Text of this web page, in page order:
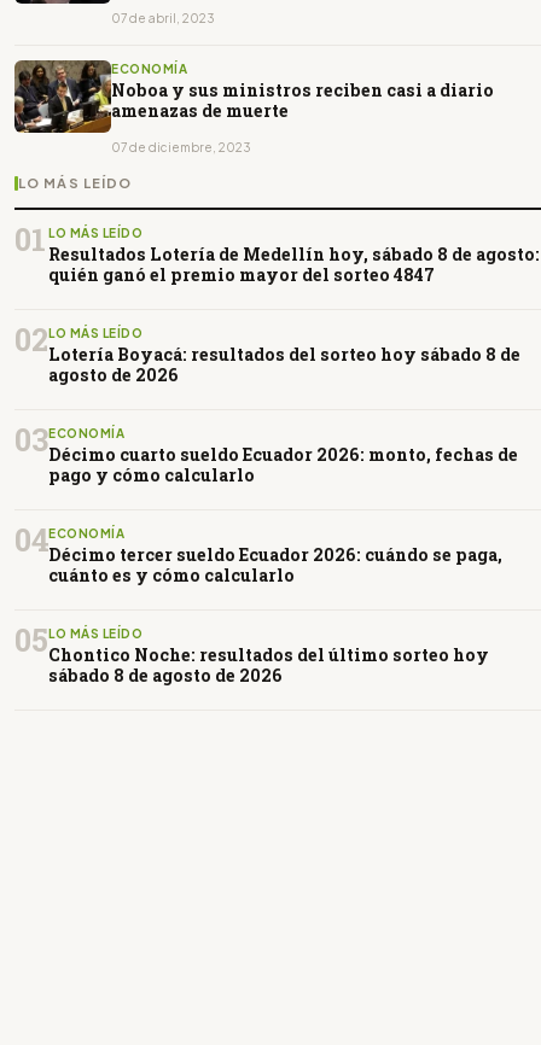
07 de abril, 2023
ECONOMÍA
Noboa y sus ministros reciben casi a diario
amenazas de muerte
07 de diciembre, 2023
LO MÁS LEÍDO
01 LO MÁS LEÍDO
Resultados Lotería de Medellín hoy, sábado 8 de agosto:
quién ganó el premio mayor del sorteo 4847
02LO MÁS LEÍDO
Lotería Boyacá: resultados del sorteo hoy sábado 8 de
agosto de 2026
03ECONOMÍA
Décimo cuarto sueldo Ecuador 2026: monto, fechas de
pago y cómo calcularlo
04ECONOMÍA
Décimo tercer sueldo Ecuador 2026: cuándo se paga,
cuánto es y cómo calcularlo
05LO MÁS LEÍDO
Chontico Noche: resultados del último sorteo hoy
sábado 8 de agosto de 2026